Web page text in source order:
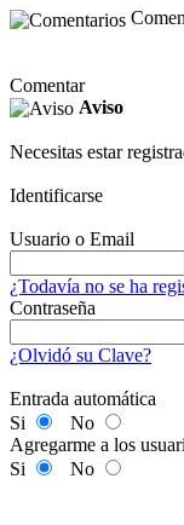
Comentar
Aviso
Necesitas estar
Identificarse
Usuario o Email
¿Todavía no se ha
Contraseña
¿Olvidó su Clave?
Entrada automática
Si
No
Agregarme a los
Si
No